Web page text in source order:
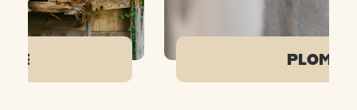
PLOMB
Si absence de plomb, la durée devient
illimitée pour la vente.